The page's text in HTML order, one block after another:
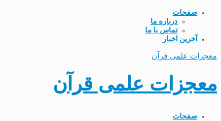
صفحات
درباره ما
تماس با ما
آخرین اخبار
معجزات علمی قرآن
معجزات علمی قرآن
صفحات